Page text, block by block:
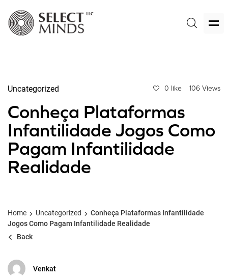
Uncategorized 0 like 106 Views
Conheça Plataformas
Infantilidade Jogos Como
Pagam Infantilidade
Realidade
Home Uncategorized
Conheça Plataformas Infantilidade
Jogos Como Pagam Infantilidade Realidade
Back
Venkat